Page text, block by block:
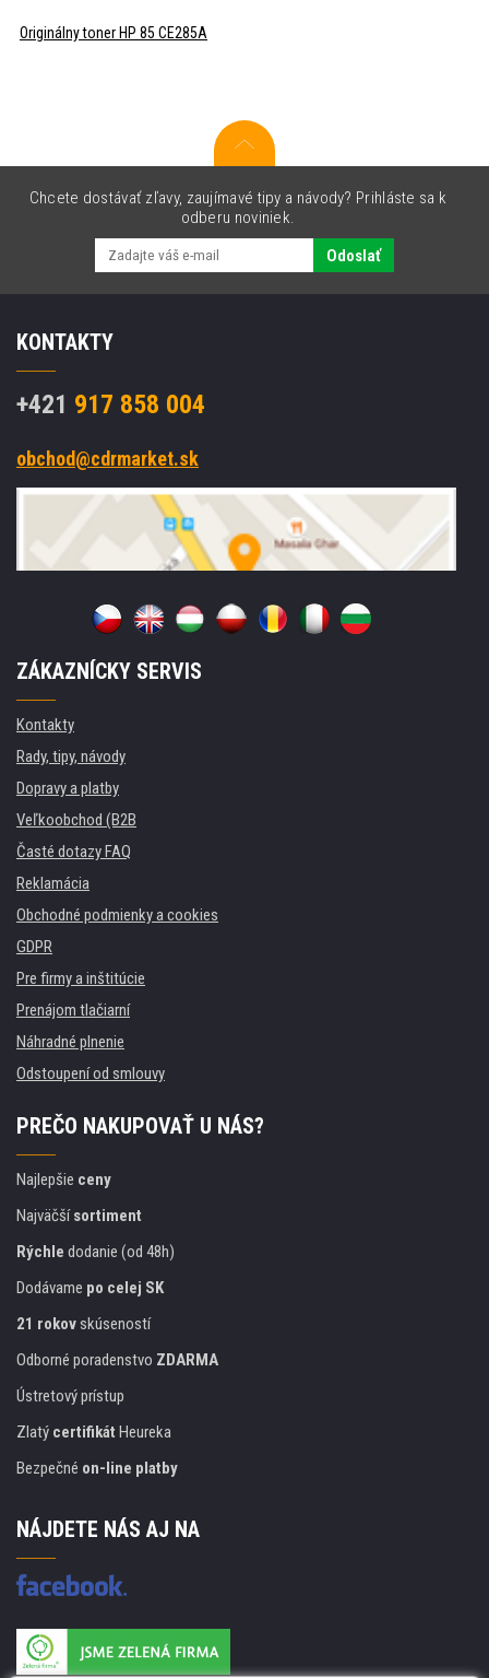
Originálny toner HP 85 CE285A
Chcete dostávať zľavy, zaujímavé tipy a návody? Prihláste sa k
odberu noviniek.
Odoslať
KONTAKTY
+421 917 858 004
obchod@cdrmarket.sk
ZÁKAZNÍCKY SERVIS
Kontakty
Rady, tipy, návody
Dopravy a platby
Veľkoobchod (B2B
Časté dotazy FAQ
Reklamácia
Obchodné podmienky a cookies
GDPR
Pre firmy a inštitúcie
Prenájom tlačiarní
Náhradné plnenie
Odstoupení od smlouvy
PREČO NAKUPOVAŤ U NÁS?
Najlepšie ceny
Najväčšísortiment
Rýchle dodanie (od 48h)
Dodávame po celej SK
21 rokovskúseností
Odborné poradenstvo ZDARMA
Ústretový prístup
Zlatý certifikát Heureka
Bezpečné on-line platby
NÁJDETE NÁS AJ NA